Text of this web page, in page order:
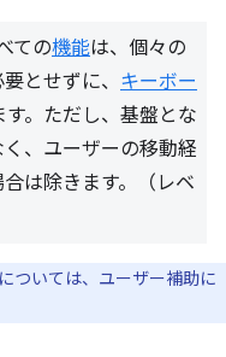
ての機能は、個々の
とせずに、 キーボー
す。ただし、基盤とな
、ユーザーの移動経
は除きます。（レベ
ついては、ユーザー補助に